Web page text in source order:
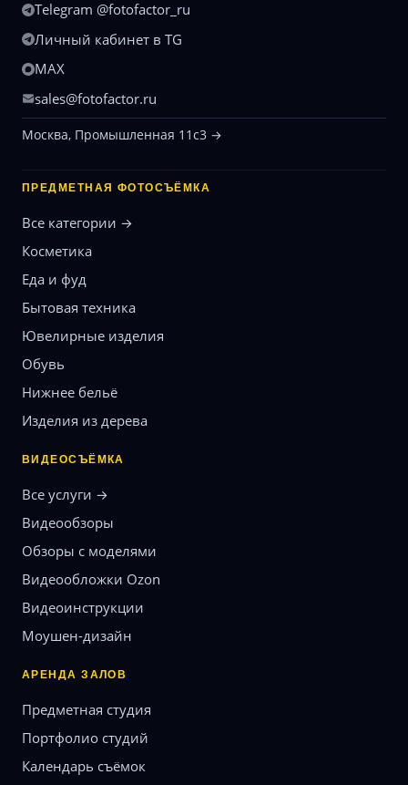
Telegram @fotofactor_ru
Личный кабинет в TG
MAX
sales@fotofactor.ru
Москва, Промышленная 11с3 →
ПРЕДМЕТНАЯ ФОТОСЪЁМКА
Все категории →
Косметика
Еда и фуд
Бытовая техника
Ювелирные изделия
Обувь
Нижнее бельё
Изделия из дерева
ВИДЕОСЪЁМКА
Все услуги →
Видеообзоры
Обзоры с моделями
Видеообложки Ozon
Видеоинструкции
Моушен-дизайн
АРЕНДА ЗАЛОВ
Предметная студия
Портфолио студий
Календарь съёмок